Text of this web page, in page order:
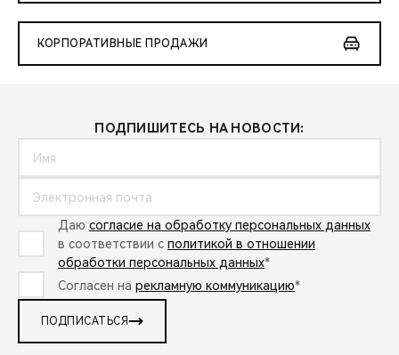
КОРПОРАТИВНЫЕ ПРОДАЖИ
ПОДПИШИТЕСЬ НА НОВОСТИ:
Даю согласие на обработку персональных данных
в соответствии с политикой в отношении
обработки персональных данных*
Согласен на рекламную коммуникацию*
ПОДПИСАТЬСЯ